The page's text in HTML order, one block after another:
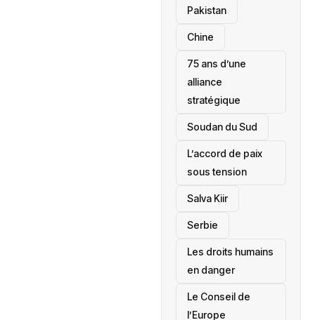
‎Pakistan
Chine
75 ans d’une
alliance
stratégique
‎Soudan du Sud
L’accord de paix
sous tension
Salva Kiir
‎Serbie
Les droits humains
en danger
‎Le Conseil de
l’Europe